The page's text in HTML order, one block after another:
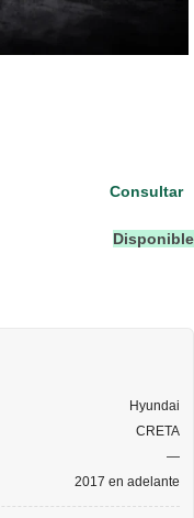
Disponible
Consultar
Hyundai
CRETA
—
2017 en adelante